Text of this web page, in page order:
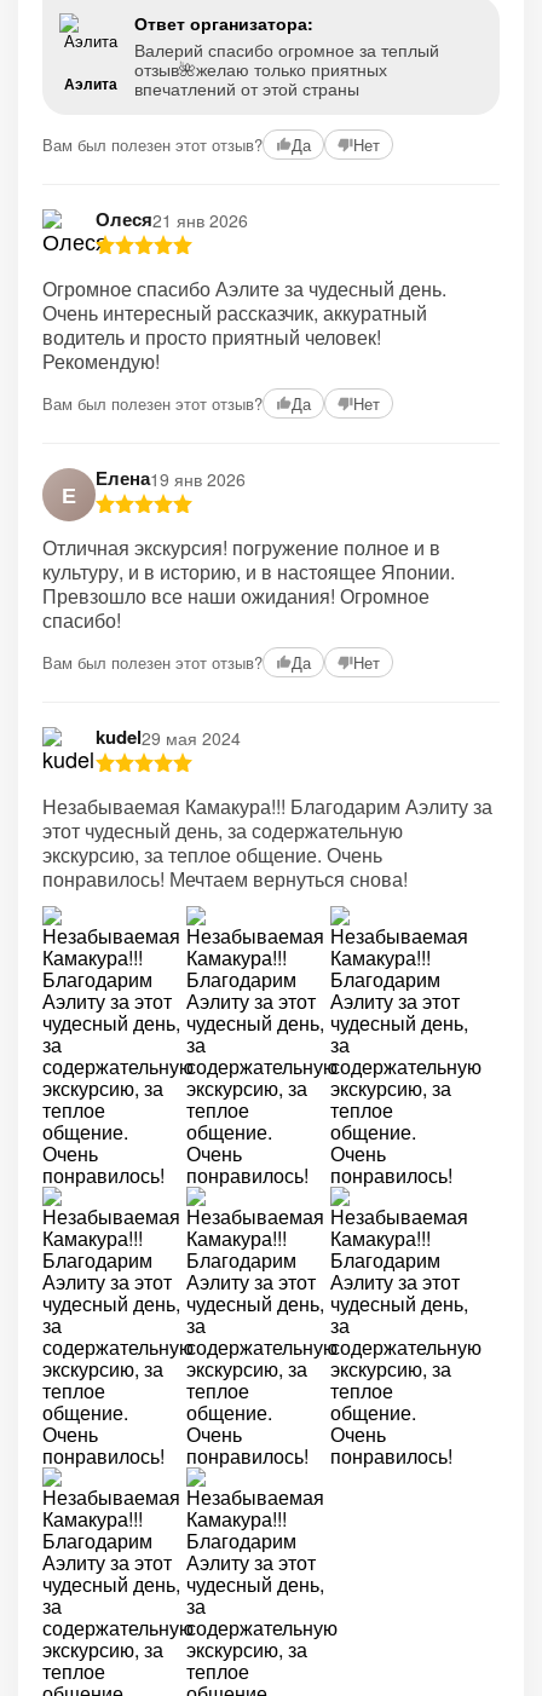
Аэлита
Ответ организатора:
Валерий спасибо огромное за теплый
отзыв🌺желаю только приятных
впечатлений от этой страны
Вам был полезен этот отзыв? Да Нет
Олеся21 янв 2026
Огромное спасибо Аэлите за чудесный день.
Очень интересный рассказчик, аккуратный
водитель и просто приятный человек!
Рекомендую!
Вам был полезен этот отзыв? Да Нет
Е
Елена19 янв 2026
Отличная экскурсия! погружение полное и в
культуру, и в историю, и в настоящее Японии.
Превзошло все наши ожидания! Огромное
спасибо!
Вам был полезен этот отзыв? Да Нет
kudel29 мая 2024
Незабываемая Камакура!!! Благодарим Аэлиту за
этот чудесный день, за содержательную
экскурсию, за теплое общение. Очень
понравилось! Мечтаем вернуться снова!